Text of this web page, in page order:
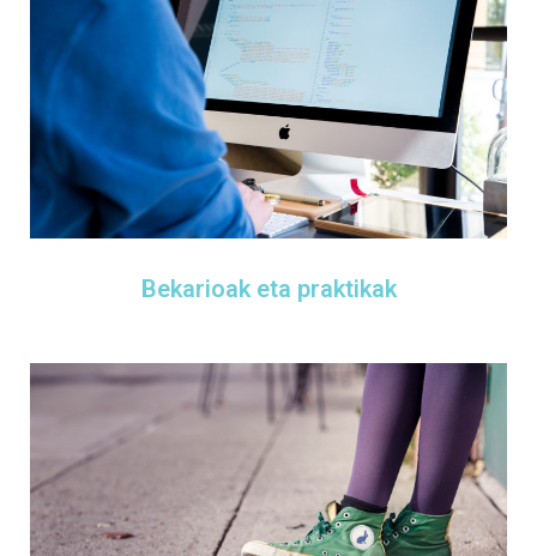
Bekarioak eta praktikak